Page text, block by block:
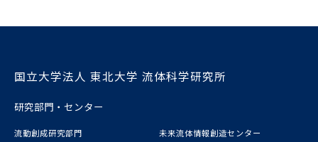
国立大学法人 東北大学 流体科学研究所
研究部門・センター
流動創成研究部門
未来流体情報創造センター